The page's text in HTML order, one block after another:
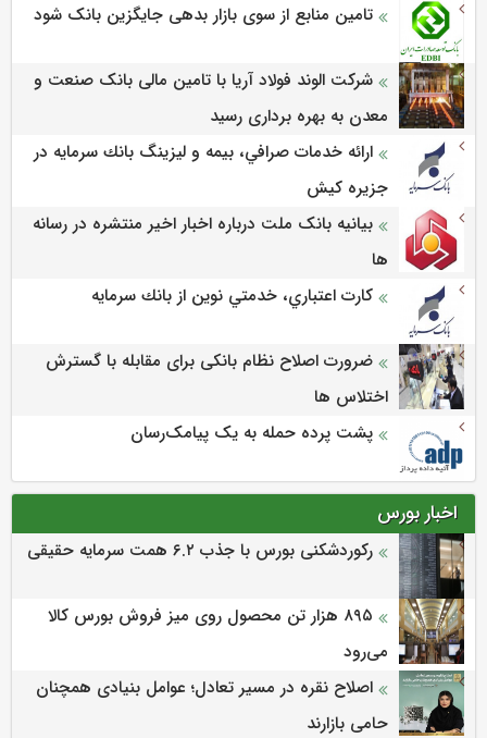
تامین منابع از سوی بازار بدهی جایگزین بانک شود
شرکت الوند فولاد آریا با تامین مالی بانک صنعت و
معدن به بهره برداری رسید
ارائه خدمات صرافي، بيمه و ليزينگ بانك سرمايه در
جزيره كيش
بیانیه بانک ملت درباره اخبار اخیر منتشره در رسانه
ها
كارت اعتباري، خدمتي نوين از بانك سرمايه
ضرورت اصلاح نظام بانکی برای مقابله با گسترش
اختلاس ها
پشت پرده حمله به یک پیامک‌رسان
اخبار بورس
رکوردشکنی بورس با جذب ۶.۲ همت سرمایه حقیقی
۸۹۵ هزار تن محصول روی میز فروش بورس کالا
می‌‌رود
اصلاح نقره در مسیر تعادل؛ عوامل بنیادی همچنان
حامی بازارند